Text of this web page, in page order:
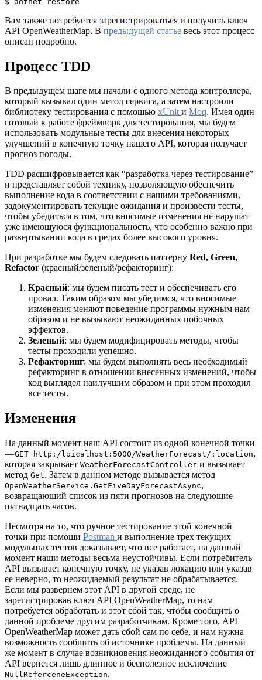
Вам также потребуется зарегистрироваться и получить ключ
API OpenWeatherMap. В предыдущей статье весь этот процесс
описан подробно.
Процесс TDD
В предыдущем шаге мы начали с одного метода контроллера,
который вызывал один метод сервиса, а затем настроили
библиотеку тестирования с помощью xUnitи Moq. Имея один
готовый к работе фреймворк для тестирования, мы будем
использовать модульные тесты для внесения некоторых
улучшений в конечную точку нашего API, которая получает
прогноз погоды.
TDD расшифровывается как “разработка через тестирование”
и представляет собой технику, позволяющую обеспечить
выполнение кода в соответствии с нашими требованиями,
задокументировать текущие ожидания и произвести тесты,
чтобы убедиться в том, что вносимые изменения не нарушат
уже имеющуюся функциональность, что особенно важно при
развертывании кода в средах более высокого уровня.
При разработке мы будем следовать паттерну Red, Green,
Refactor (красный/зеленый/рефакторинг):
Красный: мы будем писать тест и обеспечивать его
провал. Таким образом мы убедимся, что вносимые
изменения меняют поведение программы нужным нам
образом и не вызывают неожиданных побочных
эффектов.
Зеленый: мы будем модифицировать методы, чтобы
тесты проходили успешно.
Рефакторинг: мы будем выполнять весь необходимый
рефакторинг в отношении внесенных изменений, чтобы
код выглядел наилучшим образом и при этом проходил
все тесты.
Изменения
На данный момент наш API состоит из одной конечной точки
—GET http:/loicalhost:5000/WeatherForecast/:location,
которая закрывает WeatherForecastController и вызывает
метод Get. Затем в данном методе вызывается метод
OpenWeatherService.GetFiveDayForecastAsync,
возвращающий список из пяти прогнозов на следующие
пятнадцать часов.
Несмотря на то, что ручное тестирование этой конечной
точки при помощи Postman и выполнение трех текущих
модульных тестов доказывает, что все работает, на данный
момент наши методы весьма неустойчивы. Если потребитель
API вызывает конечную точку, не указав локацию или указав
ее неверно, то неожидаемый результат не обрабатывается.
Если мы развернем этот API в другой среде, не
зарегистрировав ключ API OpenWeatherMap, то нам
потребуется обработать и этот сбой так, чтобы сообщить о
данной проблеме другим разработчикам. Кроме того, API
OpenWeatherMap может дать сбой сам по себе, и нам нужна
возможность сообщить об источнике проблемы. На данный
же момент в случае возникновения неожиданного события от
API вернется лишь длинное и бесполезное исключение
NullReferceneException.